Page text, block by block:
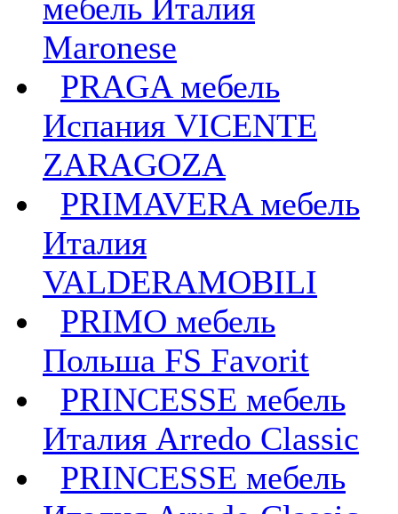
мебель Италия
Maronese
PRAGA мебель
Испания VICENTE
ZARAGOZA
PRIMAVERA мебель
Италия
VALDERAMOBILI
PRIMO мебель
Польша FS Favorit
PRINCESSE мебель
Италия Arredo Classic
PRINCESSE мебель